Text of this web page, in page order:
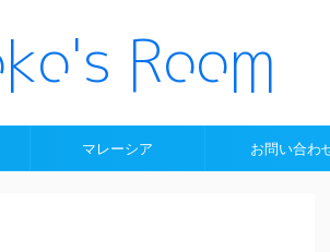
マレーシア お問い合わ